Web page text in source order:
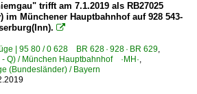
trifft am 7.1.2019 als RB27025
im Münchener Hauptbahnhof auf 928 543-

| 95 80 / 0 628 BR 628 · 928 · BR 629,
Q) / München Hauptbahnhof ·MH·,
(Bundesländer) / Bayern